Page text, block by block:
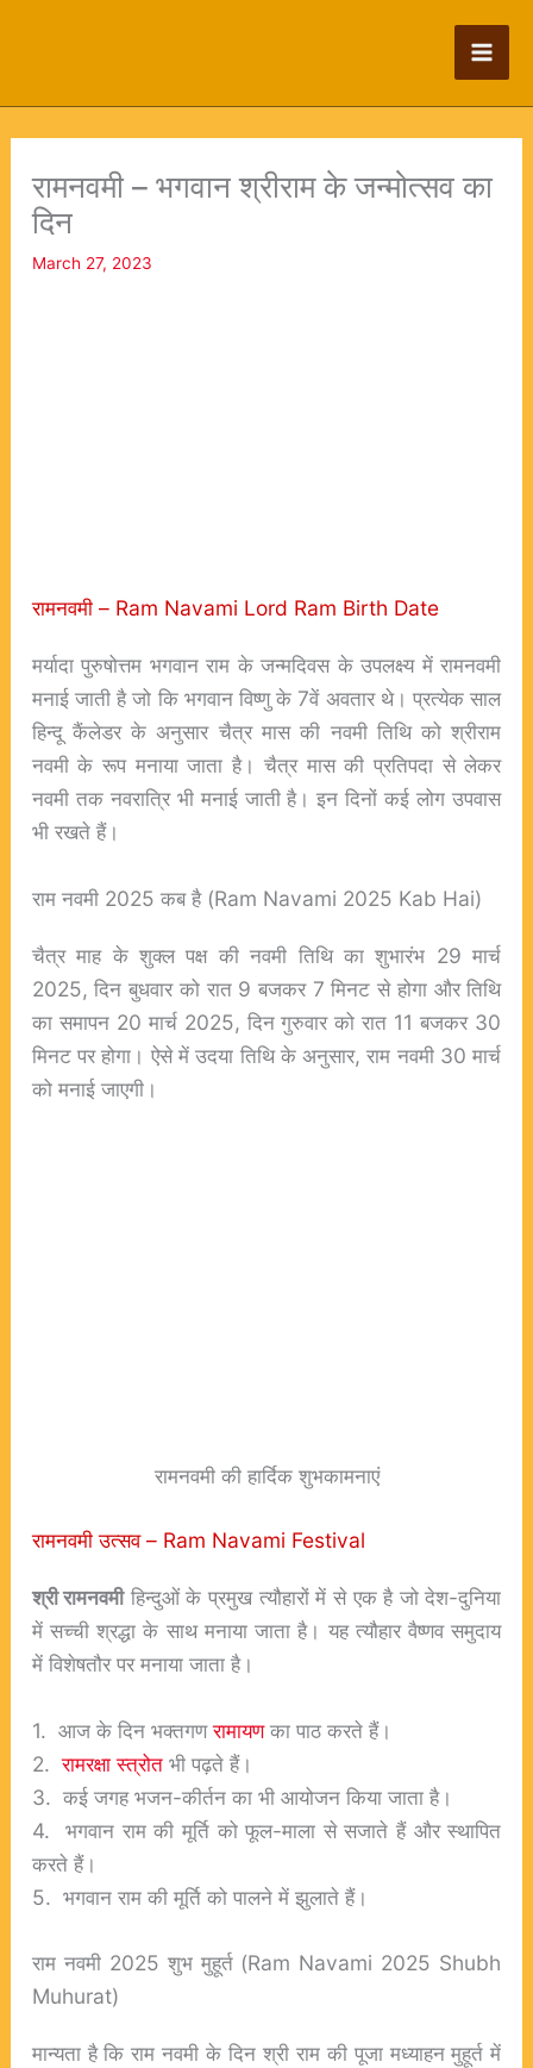
रामनवमी – भगवान श्रीराम के जन्मोत्सव का
दिन
March 27, 2023
रामनवमी – Ram Navami Lord Ram Birth Date
मर्यादा पुरुषोत्तम भगवान राम के जन्मदिवस के उपलक्ष्य में रामनवमी
मनाई जाती है जो कि भगवान विष्णु के 7वें अवतार थे। प्रत्येक साल
हिन्दू कैंलेडर के अनुसार चैत्र मास की नवमी तिथि को श्रीराम
नवमी के रूप मनाया जाता है। चैत्र मास की प्रतिपदा से लेकर
नवमी तक नवरात्रि भी मनाई जाती है। इन दिनों कई लोग उपवास
भी रखते हैं।
राम नवमी 2025 कब है (Ram Navami 2025 Kab Hai)
चैत्र माह के शुक्ल पक्ष की नवमी तिथि का शुभारंभ 29 मार्च
2025, दिन बुधवार को रात 9 बजकर 7 मिनट से होगा और तिथि
का समापन 20 मार्च 2025, दिन गुरुवार को रात 11 बजकर 30
मिनट पर होगा। ऐसे में उदया तिथि के अनुसार, राम नवमी 30 मार्च
को मनाई जाएगी।
रामनवमी की हार्दिक शुभकामनाएं
रामनवमी उत्सव – Ram Navami Festival
श्री रामनवमीहिन्दुओं के प्रमुख त्यौहारों में से एक है जो देश-दुनिया
में सच्ची श्रद्धा के साथ मनाया जाता है। यह त्यौहार वैष्णव समुदाय
में विशेषतौर पर मनाया जाता है।
1. आज के दिन भक्तगणरामायणका पाठ करते हैं।
2.रामरक्षा स्त्रोतभी पढ़ते हैं।
3. कई जगह भजन-कीर्तन का भी आयोजन किया जाता है।
4. भगवान राम की मूर्ति को फूल-माला से सजाते हैं और स्थापित
करते हैं।
5. भगवान राम की मूर्ति को पालने में झुलाते हैं।
राम नवमी 2025 शुभ मुहूर्त (Ram Navami 2025 Shubh
Muhurat)
मान्यता है कि राम नवमी के दिन श्री राम की पूजा मध्याहन मुहूर्त में